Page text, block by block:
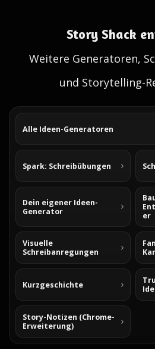
Story Shack
Weitere Generatoren,
und Storytelling-
Alle Ideen-Generatoren
Spark: Schreibübungen
Dein eigener Ideen-
Generator
er
Visuelle
Schreibanregungen
Kurzgeschichte
Story-Notizen (Chrome-
Erweiterung)